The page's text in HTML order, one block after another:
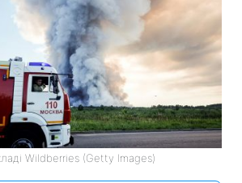
Wildberries (Getty Images)